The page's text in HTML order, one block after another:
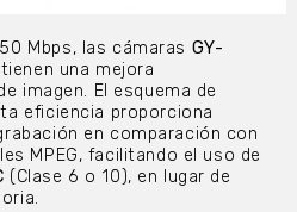
Mbps, las cámaras GY-
una mejora
imagen. El esquema de
eficiencia proporciona
en comparación con
MPEG, facilitando el uso de
(Clase 6 o 10), en lugar de